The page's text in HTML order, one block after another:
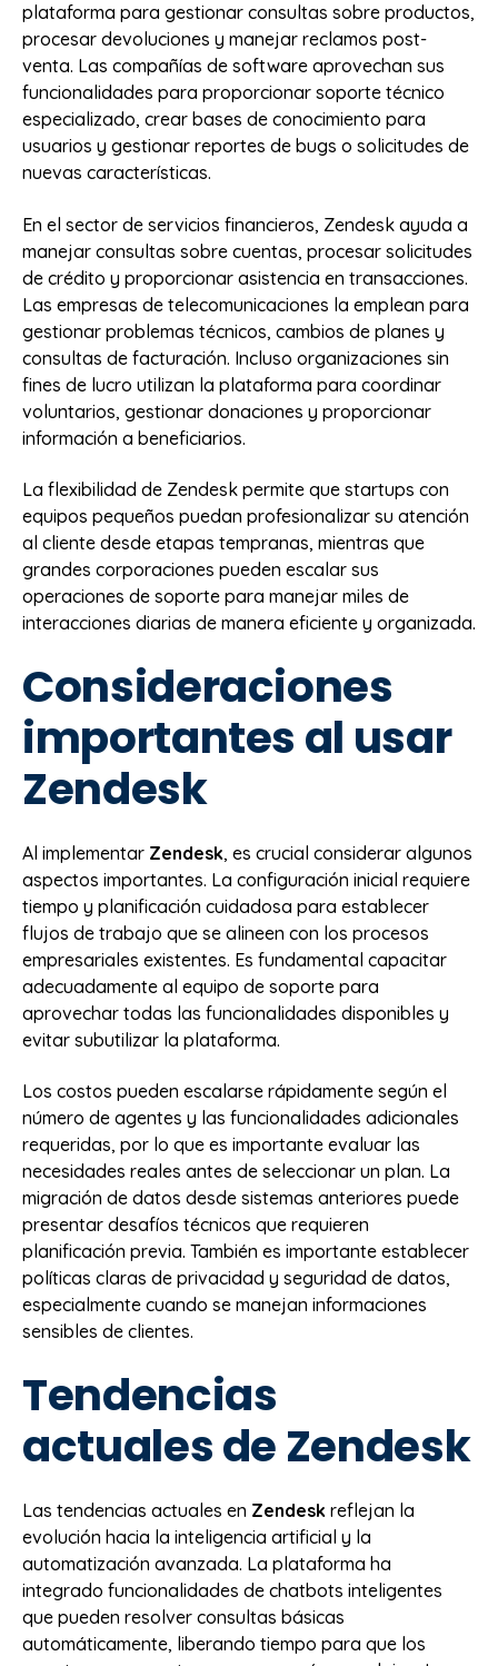
plataforma para gestionar consultas sobre productos,
procesar devoluciones y manejar reclamos post-
venta. Las compañías de software aprovechan sus
funcionalidades para proporcionar soporte técnico
especializado, crear bases de conocimiento para
usuarios y gestionar reportes de bugs o solicitudes de
nuevas características.
En el sector de servicios financieros, Zendesk ayuda a
manejar consultas sobre cuentas, procesar solicitudes
de crédito y proporcionar asistencia en transacciones.
Las empresas de telecomunicaciones la emplean para
gestionar problemas técnicos, cambios de planes y
consultas de facturación. Incluso organizaciones sin
fines de lucro utilizan la plataforma para coordinar
voluntarios, gestionar donaciones y proporcionar
información a beneficiarios.
La flexibilidad de Zendesk permite que startups con
equipos pequeños puedan profesionalizar su atención
al cliente desde etapas tempranas, mientras que
grandes corporaciones pueden escalar sus
operaciones de soporte para manejar miles de
interacciones diarias de manera eficiente y organizada.
Consideraciones
importantes al usar
Zendesk
Al implementar Zendesk, es crucial considerar algunos
aspectos importantes. La configuración inicial requiere
tiempo y planificación cuidadosa para establecer
flujos de trabajo que se alineen con los procesos
empresariales existentes. Es fundamental capacitar
adecuadamente al equipo de soporte para
aprovechar todas las funcionalidades disponibles y
evitar subutilizar la plataforma.
Los costos pueden escalarse rápidamente según el
número de agentes y las funcionalidades adicionales
requeridas, por lo que es importante evaluar las
necesidades reales antes de seleccionar un plan. La
migración de datos desde sistemas anteriores puede
presentar desafíos técnicos que requieren
planificación previa. También es importante establecer
políticas claras de privacidad y seguridad de datos,
especialmente cuando se manejan informaciones
sensibles de clientes.
Tendencias
actuales de Zendesk
Las tendencias actuales en Zendesk reflejan la
evolución hacia la inteligencia artificial y la
automatización avanzada. La plataforma ha
integrado funcionalidades de chatbots inteligentes
que pueden resolver consultas básicas
automáticamente, liberando tiempo para que los